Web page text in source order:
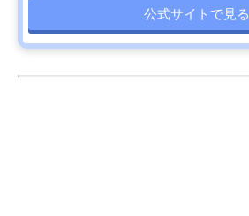
公式サイトで見る